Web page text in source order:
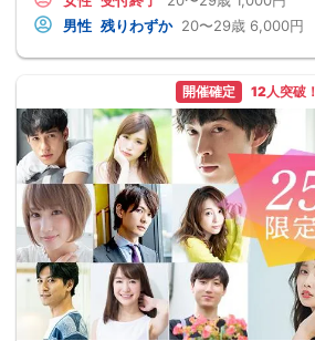
男性 残りわずか 20〜29歳 6,000円
開催確定 12人突破！